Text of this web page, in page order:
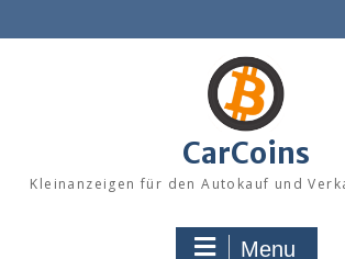
to
CarCoins
Kleinanzeigen für den Autokauf und
Menu